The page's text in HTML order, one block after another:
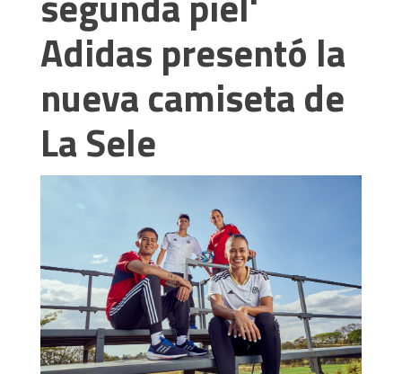
Adidas presentó la
nueva camiseta de
La Sele